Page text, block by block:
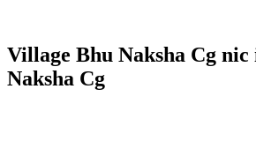
Village Bhu Naksha Cg nic
Naksha Cg